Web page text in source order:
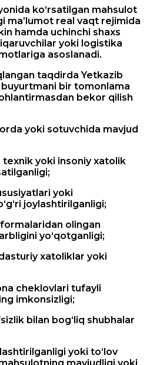
ko‘rsatilgan mahsulot
ma’lumot real vaqt rejimida
hamda uchinchi shaxs
yoki logistika
asoslanadi.
taqdirda Yetkazib
buyurtmani bir tomonlama
bekor qilish
yoki sotuvchida mavjud
yoki insoniy xatolik
yoki
joylashtirilganligi;
olingan
yo‘qotganligi;
xatoliklar yoki
cheklovlari tufayli
imkonsizligi;
bilan bog‘liq shubhalar
yoki to‘lov